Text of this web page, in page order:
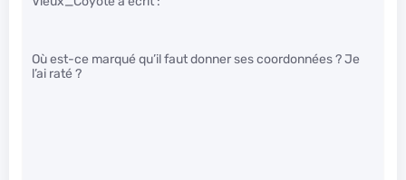
Où est-ce marqué qu’il faut donner ses coordonnées ? Je
l’ai raté ?